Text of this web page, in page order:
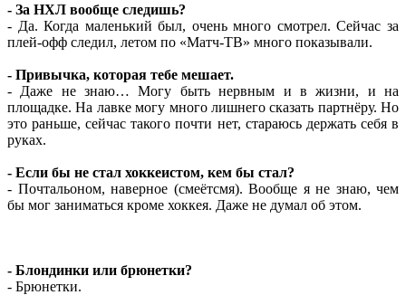
- За НХЛ вообще следишь?
- Да. Когда маленький был, очень много смотрел. Сейчас за
плей-офф следил, летом по «Матч-ТВ» много показывали.
- Привычка, которая тебе мешает.
- Даже не знаю… Могу быть нервным и в жизни, и на
площадке. На лавке могу много лишнего сказать партнёру. Но
это раньше, сейчас такого почти нет, стараюсь держать себя в
руках.
- Если бы не стал хоккеистом, кем бы стал?
- Почтальоном, наверное (смеётсмя). Вообще я не знаю, чем
бы мог заниматься кроме хоккея. Даже не думал об этом.
- Блондинки или брюнетки?
- Брюнетки.